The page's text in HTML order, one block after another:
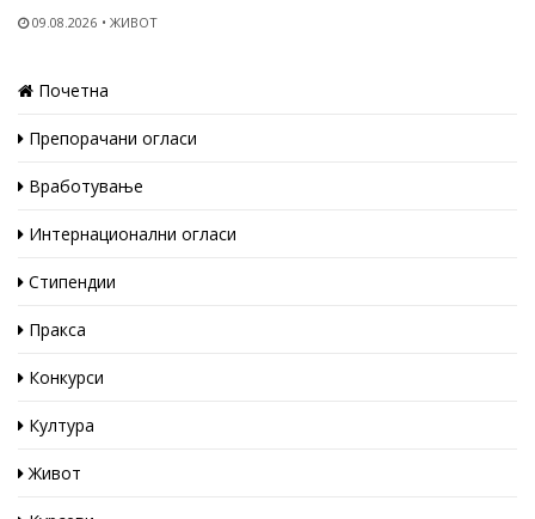
09.08.2026 ЖИВОТ
Почетна
Препорачани огласи
Вработување
Интернационални огласи
Стипендии
Пракса
Конкурси
Култура
Живот